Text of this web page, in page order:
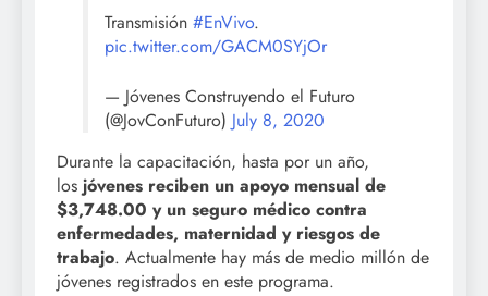
Transmisión #EnVivo.
pic.twitter.com/GACM0SYjOr
— Jóvenes Construyendo el Futuro
(@JovConFuturo) July 8, 2020
Durante la capacitación, hasta por un año,
los jóvenes reciben un apoyo mensual de
$3,748.00 y un seguro médico contra
enfermedades, maternidad y riesgos de
trabajo. Actualmente hay más de medio millón de
jóvenes registrados en este programa.